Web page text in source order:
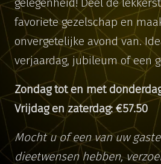
favoriete gezelschap en
onvergetelijke avond van.
verjaardag, jubileum of een
Zondag tot en met
Vrijdag en zaterdag: €57.50
Mocht u of een van uw
dieetwensen hebben,